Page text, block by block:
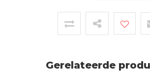
Gerelateerde